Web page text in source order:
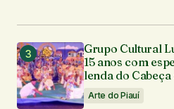
Grupo Cultural
15 anos com
lenda do Cabeça
Arte do Piauí